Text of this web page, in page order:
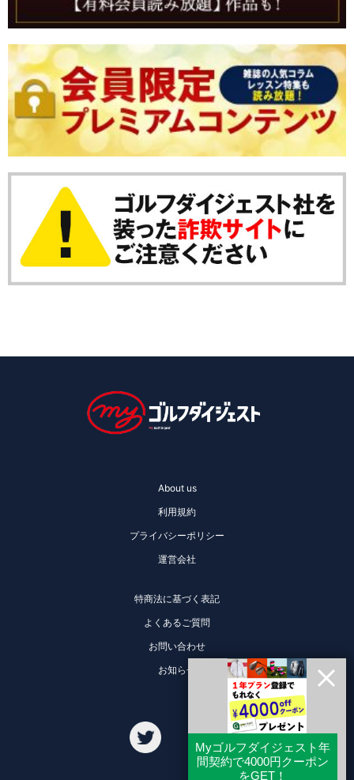
About us
利用規約
プライバシーポリシー
運営会社
特商法に基づく表記
よくあるご質問
お問い合わせ
お知らせ